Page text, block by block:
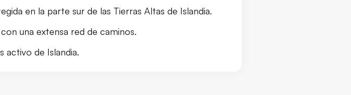
en la parte sur de las Tierras Altas de Islandia.
una extensa red de caminos.
activo de Islandia.